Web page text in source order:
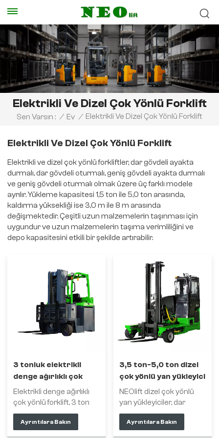
Elektrikli Ve Dizel Çok Yönlü Forklift
Sen Varsın : / Ev / Elektrikli Ve Dizel Çok Yönlü Forklift
Elektrikli Ve Dizel Çok Yönlü Forklift
Elektrikli ve dizel çok yönlü forkliftler, dar gövdeli ayakta
durmalı, dar gövdeli oturmalı, geniş gövdeli ayakta durmalı
ve geniş gövdeli oturmalı olmak üzere üç farklı modele
ayrılır. Yükleme kapasitesi 1,5 ton ile 5,0 ton arasında,
kaldırma yüksekliği ise 3,0 m ile 8 m arasında
değişmektedir. Çeşitli uzun malzemelerin taşınması için
uygundur ve uzun malzemelerin taşıma verimliliğini ve
depo kapasitesini etkili bir şekilde artırabilir.
3 tonluk elektrikli
denge ağırlıklı çok
yönlü forklift
Elektrikli denge ağırlıklı
çok yönlü forklift, 3 ton
taşıma kapasitesine, 3 ila
8 metre kaldırma
yüksekliğine, mast eğme
Ayrıntılara Bakın
3,5 ton-5,0 ton dizel
çok yönlü yan yükleyici
NEOlift dizel çok yönlü
yan yükleyiciler, dar
alanlarda uzun yük
anahtarlarının verimli bir
şekilde taşınmasını
Ayrıntılara Bakın